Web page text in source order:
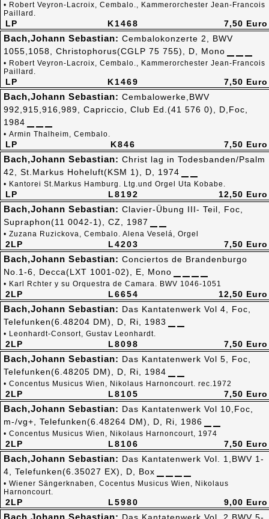
K1468
LP
• Robert Veyron-Lacroix, Cembalo., Kammerorchester Jean-Francois
Paillard.
7,50 Euro
K1469
LP
Bach,Johann Sebastian: Cembalokonzerte 2, BWV
1055,1058, Christophorus(CGLP 75 755), D, Mono
• Robert Veyron-Lacroix, Cembalo., Kammerorchester Jean-Francois
Paillard.
7,50 Euro
K846
LP
Bach,Johann Sebastian: Cembalowerke,BWV
992,915,916,989, Capriccio, Club Ed.(41 576 0), D,Foc,
1984
• Armin Thalheim, Cembalo.
7,50 Euro
L8192
LP
Bach,Johann Sebastian: Christ lag in Todesbanden/Psalm
42, St.Markus Hoheluft(KSM 1), D, 1974
• Kantorei St.Markus Hamburg. Ltg.und Orgel Uta Kobabe.
12,50 Euro
L4203
2LP
Bach,Johann Sebastian: Clavier-Übung III- Teil, Foc,
Supraphon(11 0042-1), CZ, 1987
• Zuzana Ruzickova, Cembalo. Alena Veselá, Orgel
7,50 Euro
L6654
2LP
Bach,Johann Sebastian: Conciertos de Brandenburgo
No.1-6, Decca(LXT 1001-02), E, Mono
• Karl Rchter y su Orquestra de Camara. BWV 1046-1051
12,50 Euro
L8098
2LP
Bach,Johann Sebastian: Das Kantatenwerk Vol 4, Foc,
Telefunken(6.48204 DM), D, Ri, 1983
• Leonhardt-Consort, Gustav Leonhardt.
7,50 Euro
L8105
2LP
Bach,Johann Sebastian: Das Kantatenwerk Vol 5, Foc,
Telefunken(6.48205 DM), D, Ri, 1984
• Concentus Musicus Wien, Nikolaus Harnoncourt. rec.1972
7,50 Euro
L8106
2LP
Bach,Johann Sebastian: Das Kantatenwerk Vol 10,Foc,
m-/vg+, Telefunken(6.48264 DM), D, Ri, 1986
• Concentus Musicus Wien, Nikolaus Harnoncourt, 1974
7,50 Euro
L5980
2LP
Bach,Johann Sebastian: Das Kantatenwerk Vol. 1,BWV 1-
4, Telefunken(6.35027 EX), D, Box
• Wiener Sängerknaben, Cocentus Musicus Wien, Nikolaus
Harnoncourt.
9,00 Euro
Bach,Johann Sebastian: